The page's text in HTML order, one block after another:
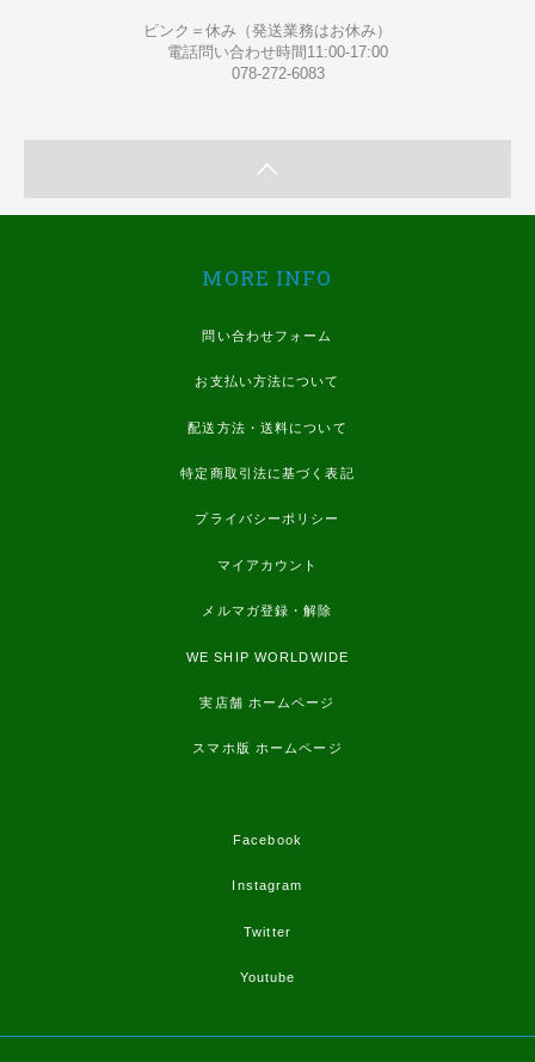
ピンク＝休み（発送業務はお休み）
電話問い合わせ時間11:00-17:00
078-272-6083
MORE INFO
問い合わせフォーム
お支払い方法について
配送方法・送料について
特定商取引法に基づく表記
プライバシーポリシー
マイアカウント
メルマガ登録・解除
WE SHIP WORLDWIDE
実店舗 ホームページ
スマホ版 ホームページ
Facebook
Instagram
Twitter
Youtube